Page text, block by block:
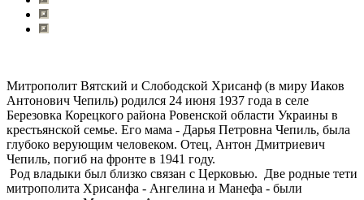
Митрополит Вятский и Слободской Хрисанф (в миру Иаков
Антонович Чепиль) родился 24 июня 1937 года в селе
Березовка Корецкого района Ровенской области Украины в
крестьянской семье. Его мама - Дарья Петровна Чепиль, была
глубоко верующим человеком. Отец, Антон Дмитриевич
Чепиль, погиб на фронте в 1941 году.
Род владыки был близко связан с Церковью. Две родные тети
митрополита Хрисанфа - Ангелина и Манефа - были